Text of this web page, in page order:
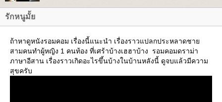
รักหนูมั้
ถ้าหาดูหนังรอมคอม เรื่องนี้แนะนำ เรื่องราวแปลกประหลาดชา
สามคนทำผู้หญิง 1 คนท้อง ที่เศร้าบ้างเฮฮาบ้าง รอมคอมดราม่า
ภาษาอีสาน เรื่องราวเกิดอะไรขึ้นบ้างในบ้านหลังนี้ ดูจบแล้วมีความ
สุขครับ